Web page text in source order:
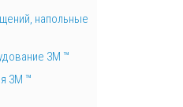
напольные
3М ™
3М ™